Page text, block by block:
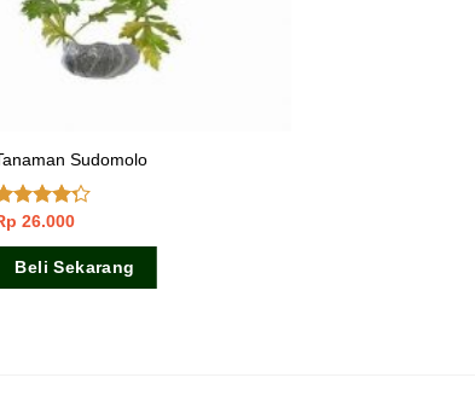
Sudomolo
26.000
Beli Sekarang